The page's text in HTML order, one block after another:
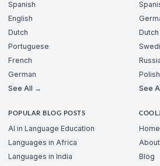
Spanish
English
Dutch
Portuguese
French
German
See All →
Dutch
Polish
See
POPULAR BLOG POSTS
AI in Language Education
Languages in Africa
Languages in India
Home
About
Blog